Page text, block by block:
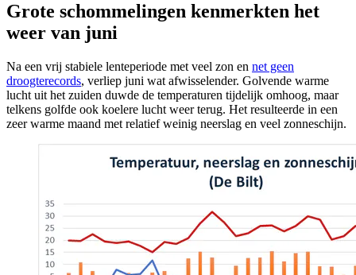
Grote schommelingen kenmerkten het
weer van juni
Na een vrij stabiele lenteperiode met veel zon en net geen
droogterecords, verliep juni wat afwisselender. Golvende warme
lucht uit het zuiden duwde de temperaturen tijdelijk omhoog, maar
telkens golfde ook koelere lucht weer terug. Het resulteerde in een
zeer warme maand met relatief weinig neerslag en veel zonneschijn.